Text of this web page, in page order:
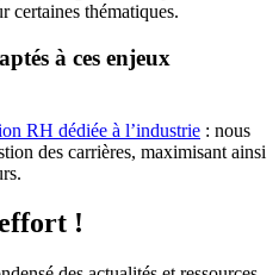
certaines thématiques.
à ces enjeux
RH dédiée à l’industrie : nous
des carrières, maximisant ainsi
!